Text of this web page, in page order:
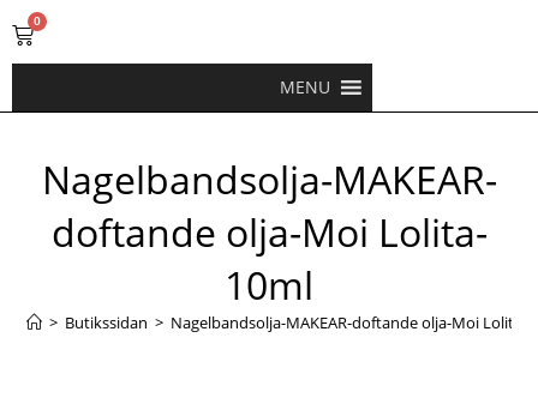
0
MENU
Nagelbandsolja-MAKEAR-
doftande olja-Moi Lolita-
10ml
> Butikssidan > Nagelbandsolja-MAKEAR-doftande olja-Moi Lolita-